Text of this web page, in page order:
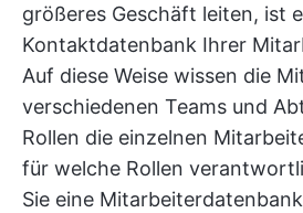
größeres Geschäft leiten, ist
Kontaktdatenbank Ihrer
Auf diese Weise wissen die
verschiedenen Teams und
Rollen die einzelnen
für welche Rollen
Sie eine